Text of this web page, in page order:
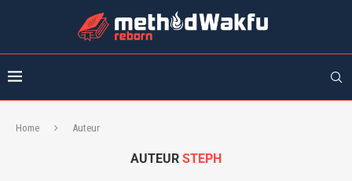
Home Auteur
AUTEUR STEPH